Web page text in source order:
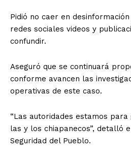
Pidió no caer en
redes sociales videos y
confundir.
Aseguró que se continuará
conforme avancen las
operativas de este caso.
“Las autoridades estamos
las y los chiapanecos”, detalló
Seguridad del Pueblo.